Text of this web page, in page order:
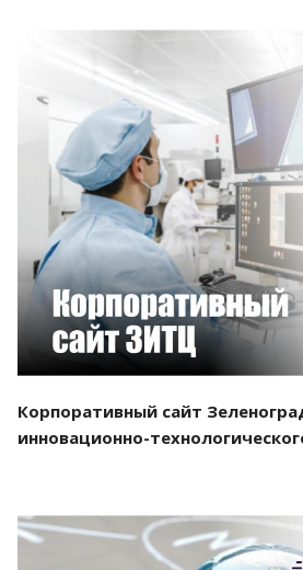
Смотреть проект
Корпоративный сайт
инновационно-